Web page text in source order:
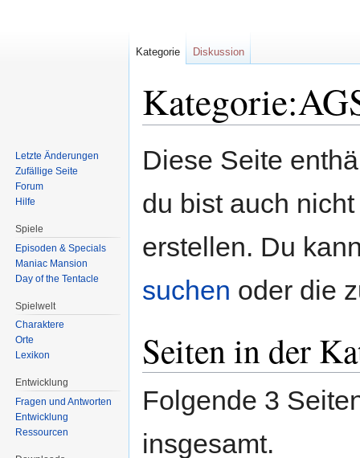
Navigation
Suche
Diese Seite
du bist auch
erstellen. Du
suchen oder die
Seiten in der
Folgende 3
insgesamt.
Kategorie Diskussion
Letzte Änderungen
Zufällige Seite
Forum
Hilfe
Spiele
Episoden & Specials
Maniac Mansion
Day of the Tentacle
Spielwelt
Charaktere
Orte
Lexikon
Entwicklung
Fragen und Antworten
Entwicklung
Ressourcen